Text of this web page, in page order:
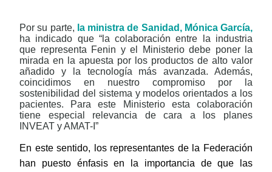
Por su parte, la ministra de Sanidad, Mónica García,
ha indicado que “la colaboración entre la industria
que representa Fenin y el Ministerio debe poner la
mirada en la apuesta por los productos de alto valor
añadido y la tecnología más avanzada. Además,
coincidimos en nuestro compromiso por la
sostenibilidad del sistema y modelos orientados a los
pacientes. Para este Ministerio esta colaboración
tiene especial relevancia de cara a los planes
INVEAT y AMAT-I”
En este sentido, los representantes de la Federación
han puesto énfasis en la importancia de que las